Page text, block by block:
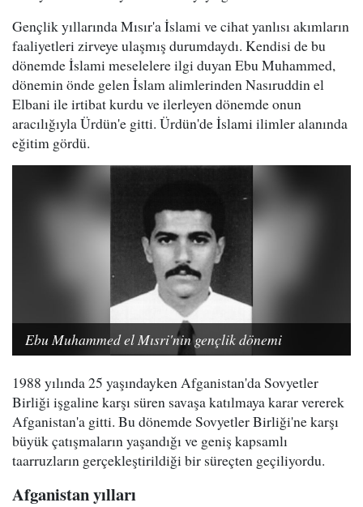
Gençlik yıllarında Mısır'a İslami ve cihat yanlısı akımların
faaliyetleri zirveye ulaşmış durumdaydı. Kendisi de bu
dönemde İslami meselelere ilgi duyan Ebu Muhammed,
dönemin önde gelen İslam alimlerinden Nasıruddin el
Elbani ile irtibat kurdu ve ilerleyen dönemde onun
aracılığıyla Ürdün'e gitti. Ürdün'de İslami ilimler alanında
eğitim gördü.
Ebu Muhammed el Mısri'nin gençlik dönemi
1988 yılında 25 yaşındayken Afganistan'da Sovyetler
Birliği işgaline karşı süren savaşa katılmaya karar vererek
Afganistan'a gitti. Bu dönemde Sovyetler Birliği'ne karşı
büyük çatışmaların yaşandığı ve geniş kapsamlı
taarruzların gerçekleştirildiği bir süreçten geçiliyordu.
Afganistan yılları